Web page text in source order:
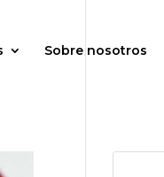
Sobre nosotros